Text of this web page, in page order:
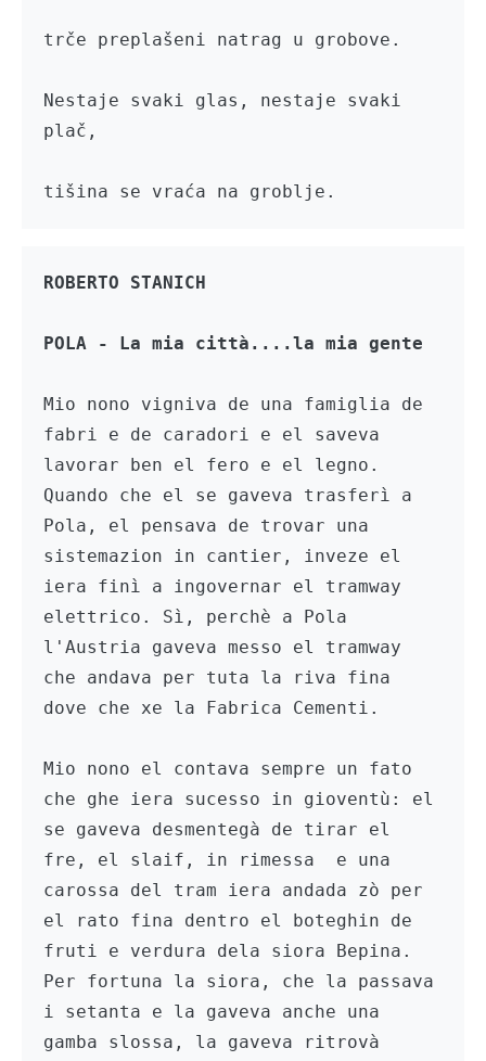
trče preplašeni natrag u grobove.
Nestaje svaki glas, nestaje svaki
plač,
tišina se vraća na groblje.
Mio nono vigniva de una famiglia de
fabri e de caradori e el saveva
lavorar ben el fero e el legno.
Quando che el se gaveva trasferì a
Pola, el pensava de trovar una
sistemazion in cantier, inveze el
iera finì a ingovernar el tramway
elettrico. Sì, perchè a Pola
l'Austria gaveva messo el tramway
che andava per tuta la riva fina
dove che xe la Fabrica Cementi.
Mio nono el contava sempre un fato
che ghe iera sucesso in gioventù: el
se gaveva desmentegà de tirar el
fre, el slaif, in rimessa  e una
carossa del tram iera andada zò per
el rato fina dentro el boteghin de
fruti e verdura dela siora Bepina.
Per fortuna la siora, che la passava
i setanta e la gaveva anche una
gamba slossa, la gaveva ritrovà